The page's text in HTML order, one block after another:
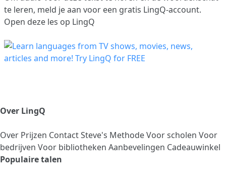
te leren, meld je aan voor een gratis LingQ-account.
Open deze les op LingQ
Over LingQ
Over Prijzen ContactSteve's MethodeVoor scholen Voor
bedrijven Voor bibliotheken Aanbevelingen Cadeauwinkel
Populaire talen